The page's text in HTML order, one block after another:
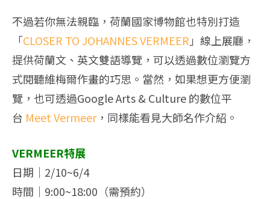
不過若你無法親臨，荷蘭國家博物館也特別打造
「CLOSER TO JOHANNES VERMEER 」線上展廳，
提供荷蘭文、英文雙語導覽，可以透過數位瀏覽方
式閱聽維梅爾作畫的巧思。當然，如果想更方便瀏
覽，也可透過Google Arts & Culture 的數位平
台 Meet Vermeer，同樣能看見大師名作介紹。
VERMEER特展
日期｜2/10~6/4
時間｜9:00~18:00（需預約）